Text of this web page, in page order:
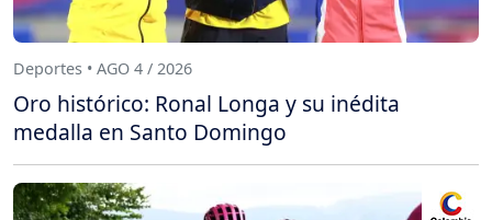
Deportes • AGO 4 / 2026
Oro histórico: Ronal Longa y su inédita
medalla en Santo Domingo